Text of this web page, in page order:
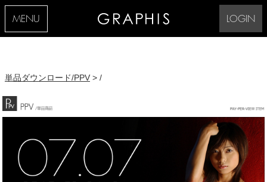
MENU LOGIN
単品ダウンロード/PPV > /